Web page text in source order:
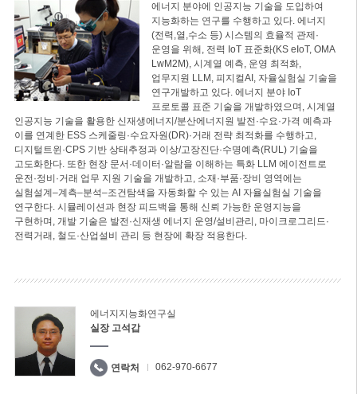
에너지 분야에 인공지능 기술을 도입하여
지능화하는 연구를 수행하고 있다. 에너지
(전력,열,수소 등) 시스템의 효율적 관제·
운영을 위해, 전력 IoT 표준화(KS eIoT, OMA
LwM2M), 시계열 예측, 운영 최적화,
업무지원 LLM, 피지컬AI, 자율실험실 기술을
연구개발하고 있다. 에너지 분야 IoT
프로토콜 표준 기술을 개발하였으며, 시계열
인공지능 기술을 활용한 신재생에너지/분산에너지원 발전·수요·가격 예측과
이를 연계한 ESS 스케줄링·수요자원(DR)·거래 전략 최적화를 수행하고,
디지털트윈·CPS 기반 상태추정과 이상/고장진단·수명예측(RUL) 기술을
고도화한다. 또한 현장 문서·데이터·알람을 이해하는 특화 LLM 에이전트로
운전·정비·거래 업무 지원 기술을 개발하고, 소재·부품·장비 영역에는
실험설계–계측–분석–조건탐색을 자동화할 수 있는 AI 자율실험실 기술을
연구한다. 시뮬레이션과 현장 피드백을 통해 신뢰 가능한 운영지능을
구현하며, 개발 기술은 발전·신재생 에너지 운영/설비관리, 마이크로그리드·
전력거래, 철도·산업설비 관리 등 현장에 확장 적용한다.
에너지지능화연구실
실장 고석갑
연락처 062-970-6677